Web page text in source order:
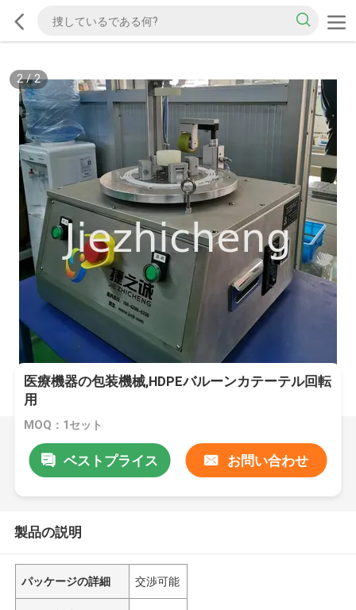
2/2
医療機器の包装機械,HDPEバルーンカテーテル回転
用
MOQ：1セット
ベストプライス お問い合わせ
製品の説明
パッケージの詳細 交渉可能